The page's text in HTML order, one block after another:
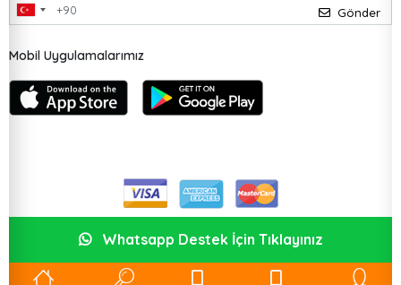
Gönder
Mobil Uygulamalarımız
Whatsapp Destek İçin Tıklayınız